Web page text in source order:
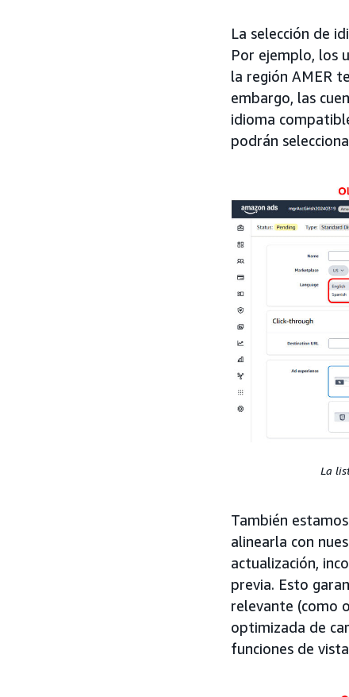
La selección de
Por ejemplo, los
la región AMER
embargo, las
idioma
podrán
La
También
alinearla con
actualización,
previa. Esto
relevante (como
optimizada de
funciones de